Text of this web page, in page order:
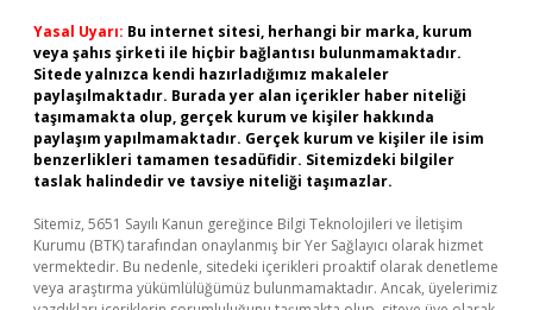
Yasal Uyarı: Bu internet sitesi, herhangi bir marka, kurum
veya şahıs şirketi ile hiçbir bağlantısı bulunmamaktadır.
Sitede yalnızca kendi hazırladığımız makaleler
paylaşılmaktadır. Burada yer alan içerikler haber niteliği
taşımamakta olup, gerçek kurum ve kişiler hakkında
paylaşım yapılmamaktadır. Gerçek kurum ve kişiler ile isim
benzerlikleri tamamen tesadüfidir. Sitemizdeki bilgiler
taslak halindedir ve tavsiye niteliği taşımazlar.
Sitemiz, 5651 Sayılı Kanun gereğince Bilgi Teknolojileri ve İletişim
Kurumu (BTK) tarafından onaylanmış bir Yer Sağlayıcı olarak hizmet
vermektedir. Bu nedenle, sitedeki içerikleri proaktif olarak denetleme
veya araştırma yükümlülüğümüz bulunmamaktadır. Ancak, üyelerimiz